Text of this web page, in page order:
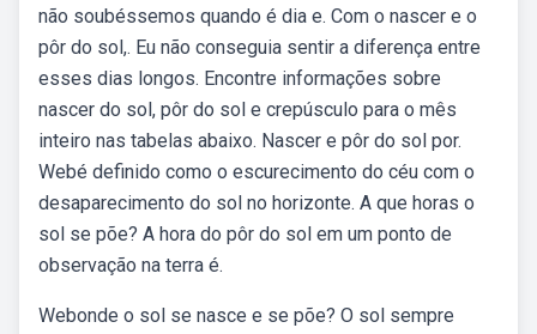
não soubéssemos quando é dia e. Com o nascer e o
pôr do sol,. Eu não conseguia sentir a diferença entre
esses dias longos. Encontre informações sobre
nascer do sol, pôr do sol e crepúsculo para o mês
inteiro nas tabelas abaixo. Nascer e pôr do sol por.
Webé definido como o escurecimento do céu com o
desaparecimento do sol no horizonte. A que horas o
sol se põe? A hora do pôr do sol em um ponto de
observação na terra é.
Webonde o sol se nasce e se põe? O sol sempre